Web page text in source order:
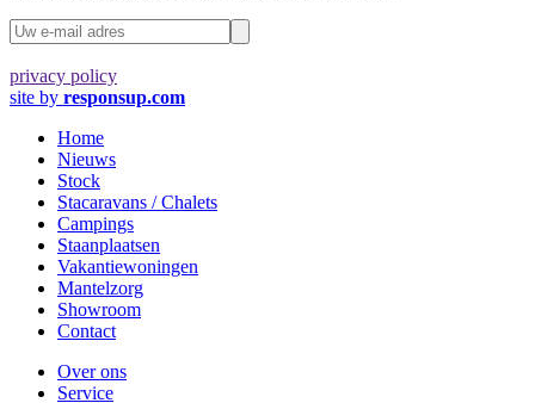
privacy policy
site by responsup.com
Home
Nieuws
Stock
Stacaravans / Chalets
Campings
Staanplaatsen
Vakantiewoningen
Mantelzorg
Showroom
Contact
Over ons
Service